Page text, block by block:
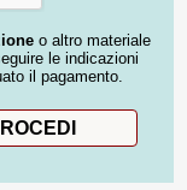
o altro materiale
le indicazioni
il pagamento.